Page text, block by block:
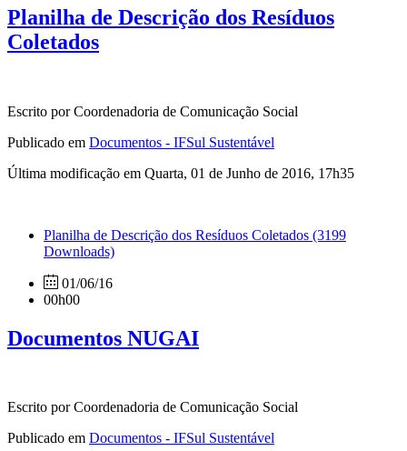
Planilha de Descrição dos Resíduos
Coletados
Escrito por Coordenadoria de Comunicação Social
Publicado em Documentos - IFSul Sustentável
Última modificação em Quarta, 01 de Junho de 2016, 17h35
Planilha de Descrição dos Resíduos Coletados (3199
Downloads)
01/06/16
00h00
Documentos NUGAI
Escrito por Coordenadoria de Comunicação Social
Publicado em Documentos - IFSul Sustentável